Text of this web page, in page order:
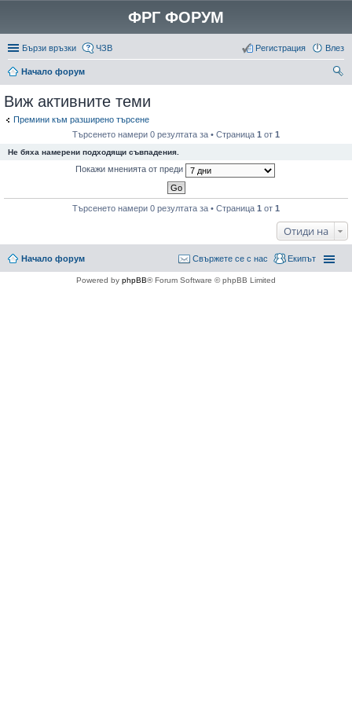
ФРГ ФОРУМ
Бързи връзки ЧЗВ Влез
Регистрация
Начало форум
Виж активните теми
Премини към разширено търсене
Търсенето намери 0 резултата за • Страница 1 от 1
Не бяха намерени подходящи съвпадения.
Покажи мненията от преди
Търсенето намери 0 резултата за • Страница 1 от 1
Отиди на
Начало форум Екипът
Свържете се с нас
Powered by phpBB® Forum Software © phpBB Limited